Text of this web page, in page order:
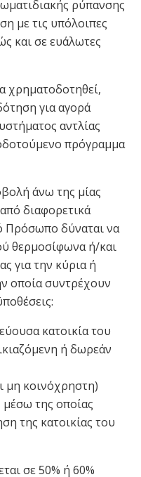
ρύπανσης
με τις υπόλοιπες
και σε ευάλωτες
χρηματοδοτηθεί,
για αγορά
αντλίας
πρόγραμμα
άνω της μίας
διαφορετικά
Πρόσωπο δύναται να
θερμοσίφωνα ή/και
για την κύρια ή
οποία συντρέχουν
κατοικία του
ή δωρεάν
μη κοινόχρηστη)
της οποίας
της κατοικίας του
σε 50% ή 60%